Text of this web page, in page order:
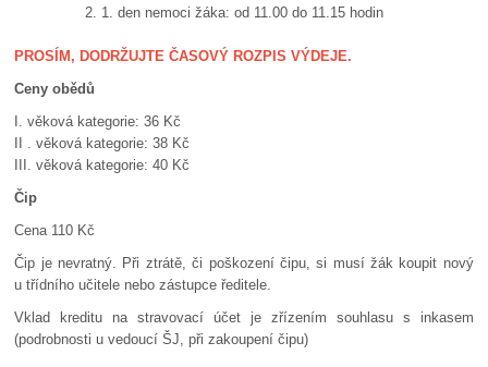
1. den nemoci žáka: od 11.00 do 11.15 hodin
PROSÍM, DODRŽUJTE ČASOVÝ ROZPIS VÝDEJE.
Ceny obědů
I. věková kategorie: 36 Kč
II . věková kategorie: 38 Kč
III. věková kategorie: 40 Kč
Čip
Cena 110 Kč
Čip je nevratný. Při ztrátě, či poškození čipu, si musí žák koupit nový
u třídního učitele nebo zástupce ředitele.
Vklad kreditu na stravovací účet je zřízením souhlasu s inkasem
(podrobnosti u vedoucí ŠJ, při zakoupení čipu)